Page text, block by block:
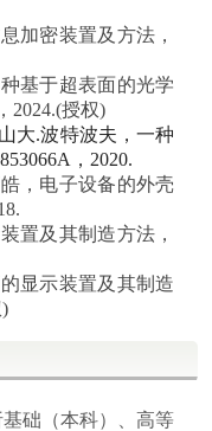
加密装置及方法，
基于超表面的光学
2024.(授权)
大.波特波夫，一种
，2020.
，电子设备的外壳
置及其制造方法，
显示装置及其制造
)
础 （本科）
、高等